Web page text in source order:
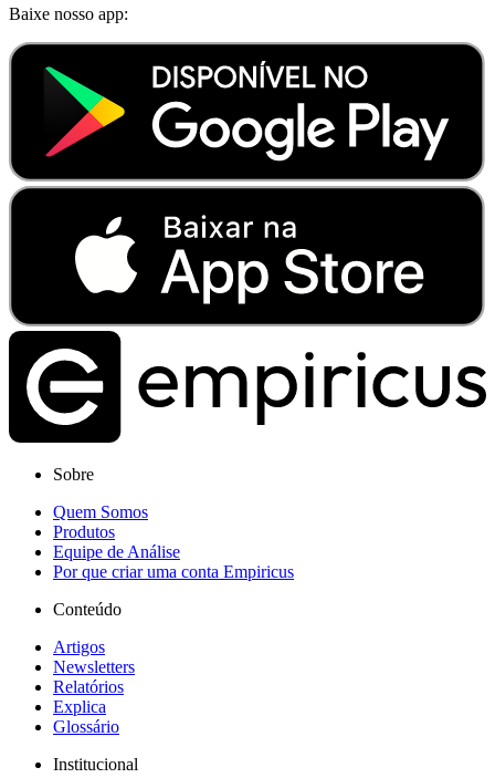
Baixe nosso app:
Sobre
Quem Somos
Produtos
Equipe de Análise
Por que criar uma conta Empiricus
Conteúdo
Artigos
Newsletters
Relatórios
Explica
Glossário
Institucional